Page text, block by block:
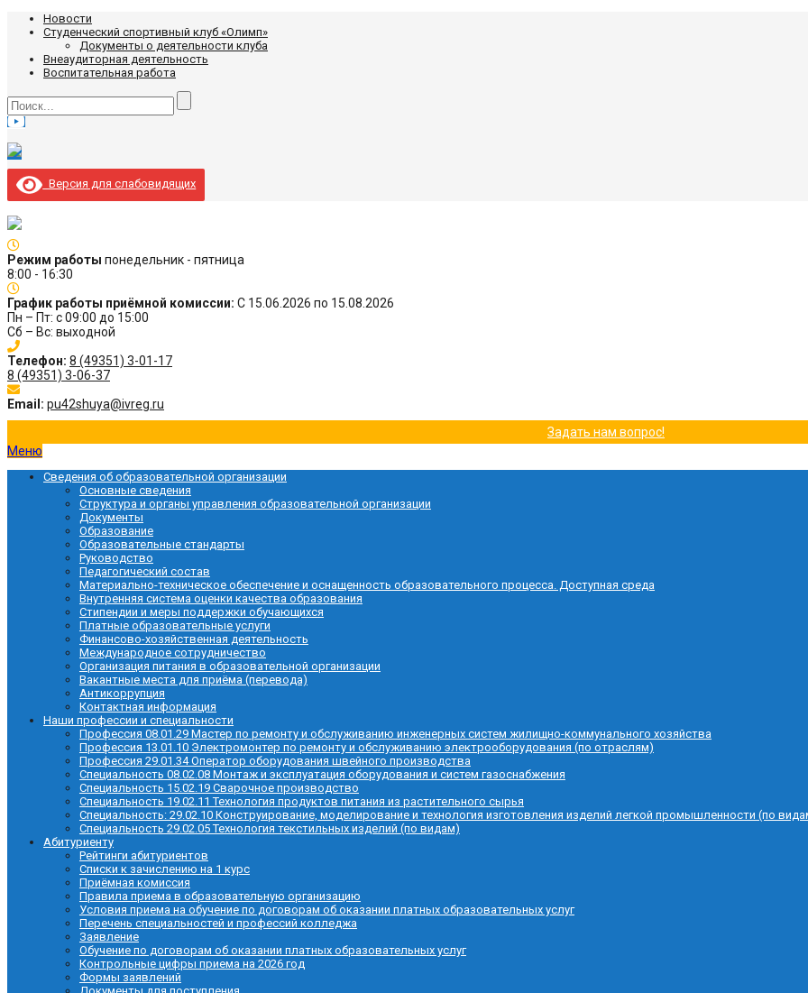
Новости
Студенческий спортивный клуб «Олимп»
Документы о деятельности клуба
Внеаудиторная деятельность
Воспитательная работа
Версия для слабовидящих
Режим работы понедельник - пятница
8:00 - 16:30
График работы приёмной комиссии: С 15.06.2026 по 15.08.2026
Пн – Пт: с 09:00 до 15:00
Сб – Вс: выходной
Телефон: 8 (49351) 3-01-17
8 (49351) 3-06-37
Email: pu42shuya@ivreg.ru
Задать нам вопрос!
Меню
Сведения об образовательной организации
Основные сведения
Структура и органы управления образовательной организации
Документы
Образование
Образовательные стандарты
Руководство
Педагогический состав
Материально-техническое обеспечение и оснащенность образовательного процесса. Доступная среда
Внутренняя система оценки качества образования
Стипендии и меры поддержки обучающихся
Платные образовательные услуги
Финансово-хозяйственная деятельность
Международное сотрудничество
Организация питания в образовательной организации
Вакантные места для приёма (перевода)
Антикоррупция
Контактная информация
Наши профессии и специальности
Профессия 08.01.29 Мастер по ремонту и обслуживанию инженерных систем жилищно-коммунального хозяйства
Профессия 13.01.10 Электромонтер по ремонту и обслуживанию электрооборудования (по отраслям)
Профессия 29.01.34 Оператор оборудования швейного производства
Специальность 08.02.08 Монтаж и эксплуатация оборудования и систем газоснабжения
Специальность 15.02.19 Сварочное производство
Специальность 19.02.11 Технология продуктов питания из растительного сырья
Специальность: 29.02.10 Конструирование, моделирование и технология изготовления изделий легкой промышленности (по
Специальность 29.02.05 Технология текстильных изделий (по видам)
Абитуриенту
Рейтинги абитуриентов
Списки к зачислению на 1 курс
Приёмная комиссия
Правила приема в образовательную организацию
Условия приема на обучение по договорам об оказании платных образовательных услуг
Перечень специальностей и профессий колледжа
Заявление
Обучение по договорам об оказании платных образовательных услуг
Контрольные цифры приема на 2026 год
Формы заявлений